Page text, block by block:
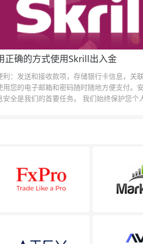
正确的方式使用Skrill出入金
利：发送和接收款项，存储银行卡信息，关联
用您的电子邮箱和密码随时随地方便支付。
安全是我们的首要任务。 我们始终保护您个